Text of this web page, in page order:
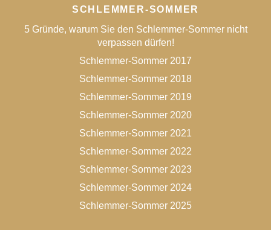
SCHLEMMER-SOMMER
5 Gründe, warum Sie den Schlemmer-Sommer nicht
verpassen dürfen!
Schlemmer-Sommer 2017
Schlemmer-Sommer 2018
Schlemmer-Sommer 2019
Schlemmer-Sommer 2020
Schlemmer-Sommer 2021
Schlemmer-Sommer 2022
Schlemmer-Sommer 2023
Schlemmer-Sommer 2024
Schlemmer-Sommer 2025